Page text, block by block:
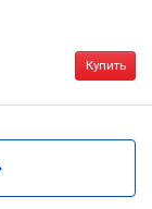
Купить